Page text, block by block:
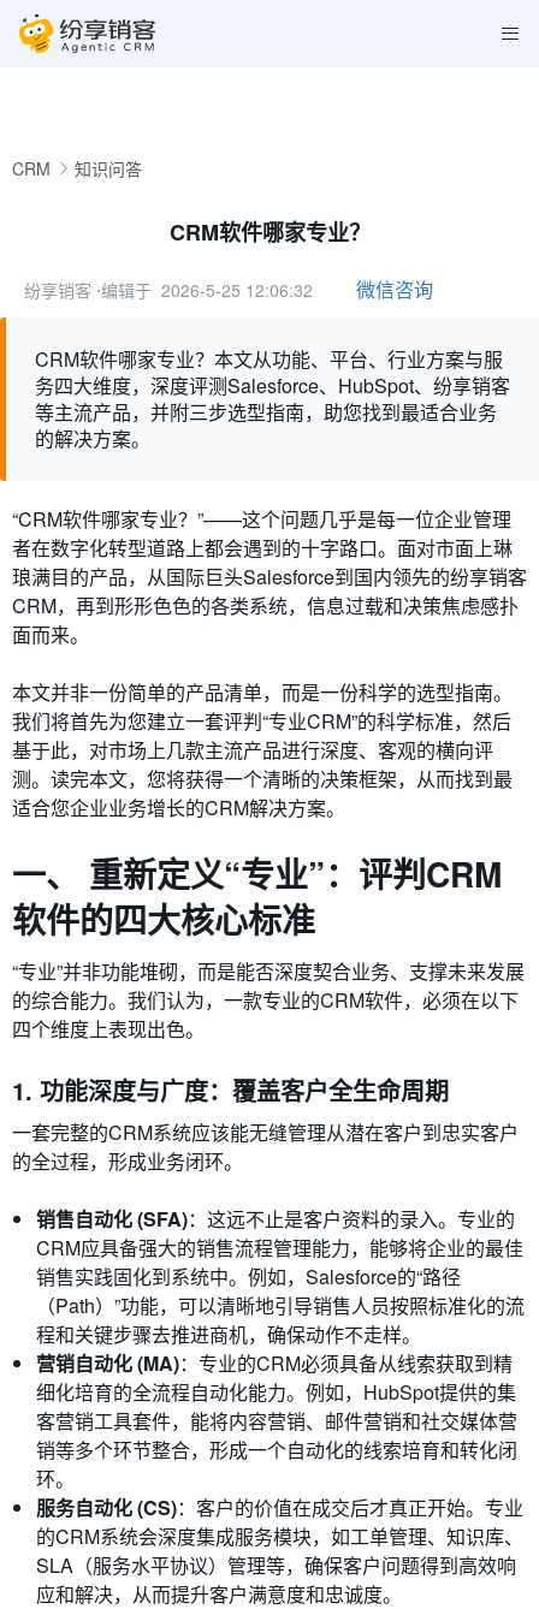
CRM 知识问答
CRM软件哪家专业？
纷享销客 ⋅编辑于 2026-5-25 12:06:32 微信咨询
CRM软件哪家专业？本文从功能、平台、行业方案与服
务四大维度，深度评测Salesforce、HubSpot、纷享销客
等主流产品，并附三步选型指南，助您找到最适合业务
的解决方案。
“CRM软件哪家专业？”——这个问题几乎是每一位企业管理
者在数字化转型道路上都会遇到的十字路口。面对市面上琳
琅满目的产品，从国际巨头Salesforce到国内领先的纷享销客
CRM，再到形形色色的各类系统，信息过载和决策焦虑感扑
面而来。
本文并非一份简单的产品清单，而是一份科学的选型指南。
我们将首先为您建立一套评判“专业CRM”的科学标准，然后
基于此，对市场上几款主流产品进行深度、客观的横向评
测。读完本文，您将获得一个清晰的决策框架，从而找到最
适合您企业业务增长的CRM解决方案。
一、 重新定义“专业”：评判CRM
软件的四大核心标准
“专业”并非功能堆砌，而是能否深度契合业务、支撑未来发展
的综合能力。我们认为，一款专业的CRM软件，必须在以下
四个维度上表现出色。
1. 功能深度与广度：覆盖客户全生命周期
一套完整的CRM系统应该能无缝管理从潜在客户到忠实客户
的全过程，形成业务闭环。
销售自动化 (SFA)：这远不止是客户资料的录入。专业的
CRM应具备强大的销售流程管理能力，能够将企业的最佳
销售实践固化到系统中。例如，Salesforce的“路径
（Path）”功能，可以清晰地引导销售人员按照标准化的流
程和关键步骤去推进商机，确保动作不走样。
营销自动化 (MA)：专业的CRM必须具备从线索获取到精
细化培育的全流程自动化能力。例如，HubSpot提供的集
客营销工具套件，能将内容营销、邮件营销和社交媒体营
销等多个环节整合，形成一个自动化的线索培育和转化闭
环。
服务自动化 (CS)：客户的价值在成交后才真正开始。专业
的CRM系统会深度集成服务模块，如工单管理、知识库、
SLA（服务水平协议）管理等，确保客户问题得到高效响
应和解决，从而提升客户满意度和忠诚度。